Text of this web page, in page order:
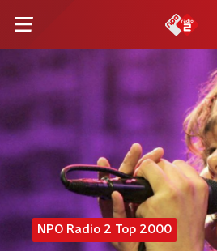
NPO Radio 2 Top 2000